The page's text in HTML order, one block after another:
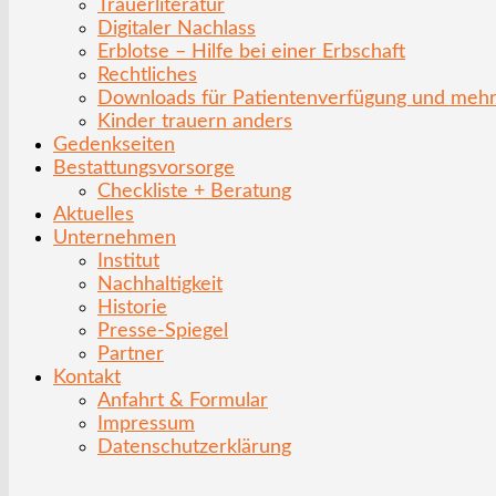
Trauerliteratur
Digitaler Nachlass
Erblotse – Hilfe bei einer Erbschaft
Rechtliches
Downloads für Patientenverfügung und mehr
Kinder trauern anders
Gedenkseiten
Bestattungsvorsorge
Checkliste + Beratung
Aktuelles
Unternehmen
Institut
Nachhaltigkeit
Historie
Presse-Spiegel
Partner
Kontakt
Anfahrt & Formular
Impressum
Datenschutzerklärung